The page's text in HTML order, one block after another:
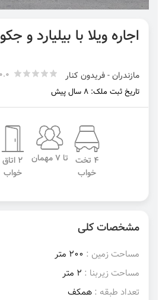
اجاره ویلا با بیلیارد و
مازندران - فریدون کنار
0.0 امتیاز از تعداد 0 رای
تاریخ ثبت ملک: 8 سال پیش
4 تخت
خواب
تا 7 مهمان
2 اتاق
خواب
مشخصات کلی
مساحت زمین : 200 متر
مساحت زیربنا : 2 متر
تعداد طبقه : همکف